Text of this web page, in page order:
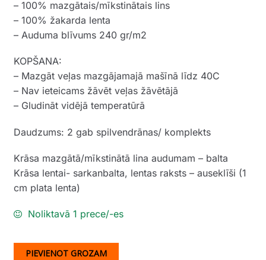
– 100% mazgātais/mīkstinātais lins
– 100% žakarda lenta
– Auduma blīvums 240 gr/m2
KOPŠANA:
– Mazgāt veļas mazgājamajā mašīnā līdz 40C
– Nav ieteicams žāvēt veļas žāvētājā
– Gludināt vidējā temperatūrā
Daudzums: 2 gab spilvendrānas/ komplekts
Krāsa mazgātā/mīkstinātā lina audumam – balta
Krāsa lentai- sarkanbalta, lentas raksts – auseklīši (1
cm plata lenta)
Noliktavā 1 prece/-es
PIEVIENOT GROZAM